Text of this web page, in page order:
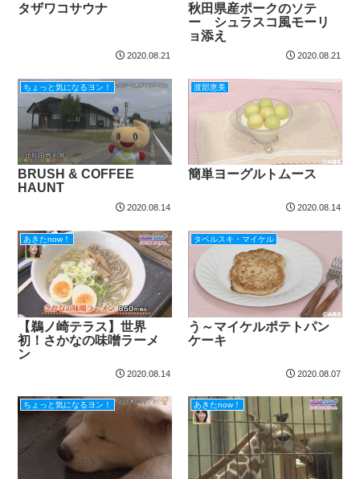
タザワコサウナ
2020.08.21
秋田県産ポークのソテ
ー シュラスコ風モーリ
ョ添え
2020.08.21
ちょっと気になるヨン！
BRUSH & COFFEE
HAUNT
2020.08.14
渡部恵美
簡単ヨーグルトムース
2020.08.14
あきたnow！
【鵜ノ崎テラス】世界
初！さかなの味噌ラーメ
ン
2020.08.14
タベルスキ・マイケル
う～マイケルポテトパン
ケーキ
2020.08.07
ちょっと気になるヨン！ あきたnow！